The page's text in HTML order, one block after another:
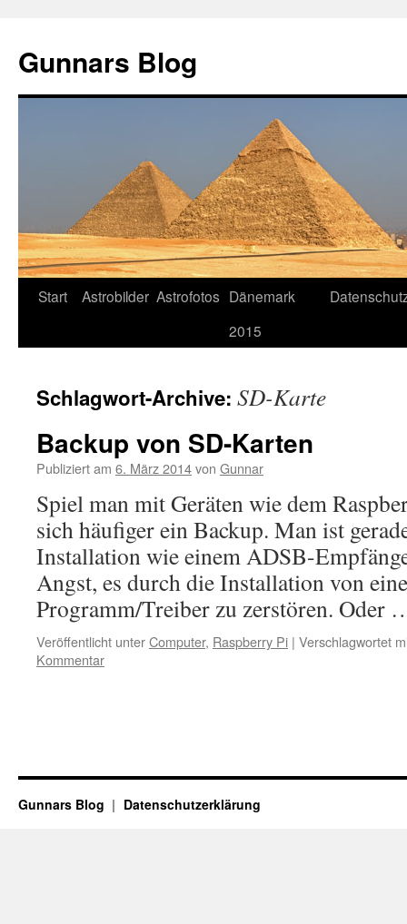
Gunnars Blog
Zum
Start Astrobilder Astrofotos Dänemark
2015
Schlagwort-Archive: SD-Karte
Backup von SD-Karten
Publiziert am 6. März 2014von Gunnar
Spiel man mit Geräten wie dem
sich häufiger ein Backup. Man ist
Installation wie einem ADSB-
Angst, es durch die Installation von
Programm/Treiber zu zerstören.
Veröffentlicht unterComputer, Raspberry Pi | Verschlagwortet
Kommentar
Gunnars Blog Datenschutzerklärung